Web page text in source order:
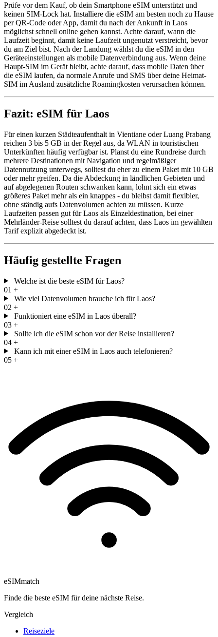
Prüfe vor dem Kauf, ob dein Smartphone eSIM unterstützt und
keinen SIM-Lock hat. Installiere die eSIM am besten noch zu Hause
per QR-Code oder App, damit du nach der Ankunft in Laos
möglichst schnell online gehen kannst. Achte darauf, wann die
Laufzeit beginnt, damit keine Laufzeit ungenutzt verstreicht, bevor
du am Ziel bist. Nach der Landung wählst du die eSIM in den
Geräteeinstellungen als mobile Datenverbindung aus. Wenn deine
Haupt-SIM im Gerät bleibt, achte darauf, dass mobile Daten über
die eSIM laufen, da normale Anrufe und SMS über deine Heimat-
SIM im Ausland zusätzliche Roamingkosten verursachen können.
Fazit: eSIM für Laos
Für einen kurzen Städteaufenthalt in Vientiane oder Luang Prabang
reichen 3 bis 5 GB in der Regel aus, da WLAN in touristischen
Unterkünften häufig verfügbar ist. Planst du eine Rundreise durch
mehrere Destinationen mit Navigation und regelmäßiger
Datennutzung unterwegs, solltest du eher zu einem Paket mit 10 GB
oder mehr greifen. Da die Abdeckung in ländlichen Gebieten und
auf abgelegenen Routen schwanken kann, lohnt sich ein etwas
größeres Paket mehr als ein knappes - du bleibst damit flexibler,
ohne ständig aufs Datenvolumen achten zu müssen. Kurze
Laufzeiten passen gut für Laos als Einzeldestination, bei einer
Mehrländer-Reise solltest du darauf achten, dass Laos im gewählten
Tarif explizit abgedeckt ist.
Häufig gestellte Fragen
Welche ist die beste eSIM für Laos?
01 +
Wie viel Datenvolumen brauche ich für Laos?
02 +
Funktioniert eine eSIM in Laos überall?
03 +
Sollte ich die eSIM schon vor der Reise installieren?
04 +
Kann ich mit einer eSIM in Laos auch telefonieren?
05 +
eSIMmatch
Finde die beste eSIM für deine nächste Reise.
Vergleich
Reiseziele